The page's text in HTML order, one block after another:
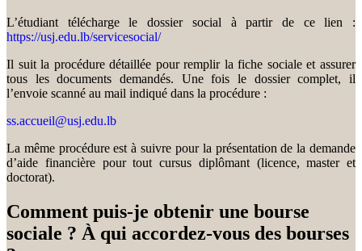
L’étudiant télécharge le dossier social à partir de ce lien :
https://usj.edu.lb/servicesocial/
Il suit la procédure détaillée pour remplir la fiche sociale et assurer
tous les documents demandés. Une fois le dossier complet, il
l’envoie scanné au mail indiqué dans la procédure :
ss.accueil@usj.edu.lb
La même procédure est à suivre pour la présentation de la demande
d’aide financière pour tout cursus diplômant (licence, master et
doctorat).
Comment puis-je obtenir une bourse
sociale ? À qui accordez-vous des bourses